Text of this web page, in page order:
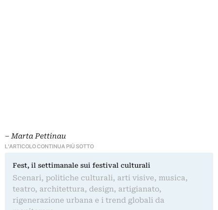
–Marta Pettinau
L'ARTICOLO CONTINUA PIÙ SOTTO
Fest, il settimanale sui festival culturali
Scenari, politiche culturali, arti visive, musica,
teatro, architettura, design, artigianato,
rigenerazione urbana e i trend globali da